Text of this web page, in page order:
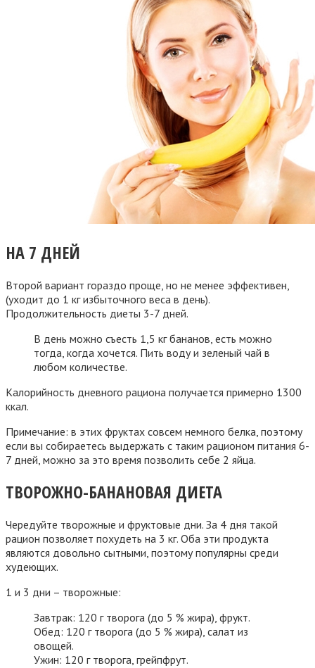
НА 7 ДНЕЙ
Второй вариант гораздо проще, но не менее эффективен,
(уходит до 1 кг избыточного веса в день).
Продолжительность диеты 3-7 дней.
В день можно съесть 1,5 кг бананов, есть можно
тогда, когда хочется. Пить воду и зеленый чай в
любом количестве.
Калорийность дневного рациона получается примерно 1300
ккал.
Примечание: в этих фруктах совсем немного белка, поэтому
если вы собираетесь выдержать с таким рационом питания 6-
7 дней, можно за это время позволить себе 2 яйца.
ТВОРОЖНО-БАНАНОВАЯ ДИЕТА
Чередуйте творожные и фруктовые дни. За 4 дня такой
рацион позволяет похудеть на 3 кг. Оба эти продукта
являются довольно сытными, поэтому популярны среди
худеющих.
1 и 3 дни – творожные:
Завтрак: 120 г творога (до 5 % жира), фрукт.
Обед: 120 г творога (до 5 % жира), салат из
овощей.
Ужин: 120 г творога, грейпфрут.